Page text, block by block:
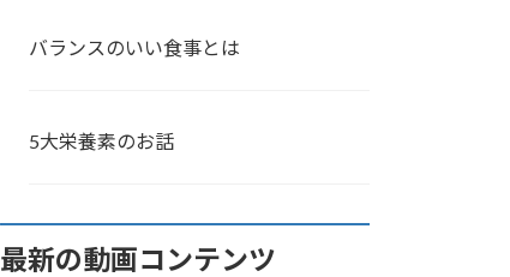
バランスのいい食事とは
5大栄養素のお話
最新の動画コンテンツ